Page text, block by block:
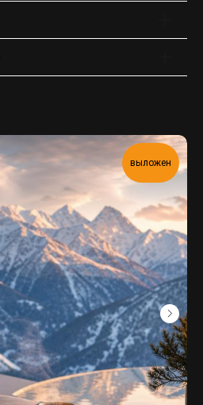
выложен